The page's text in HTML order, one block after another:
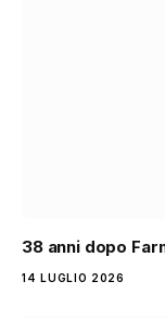
38 anni dopo
14 LUGLIO 2026